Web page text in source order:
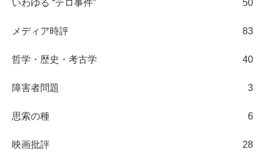
いわゆる “テロ事件” 50
メディア時評 83
哲学・歴史・考古学 40
障害者問題 3
思索の種 6
映画批評 28